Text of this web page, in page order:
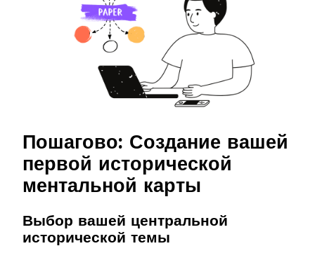
Пошагово: Создание вашей
первой исторической
ментальной карты
Выбор вашей центральной
исторической темы